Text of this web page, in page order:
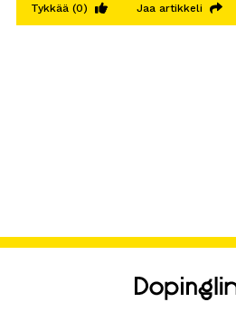
Tykkää (0) Jaa artikkeli